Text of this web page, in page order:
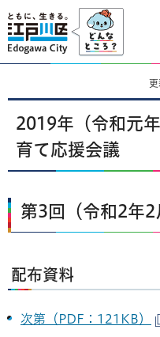
江戸川区
更
2019年（令和元
育て応援会議
第3回（令和2年2
配布資料
次第（PDF：121KB）